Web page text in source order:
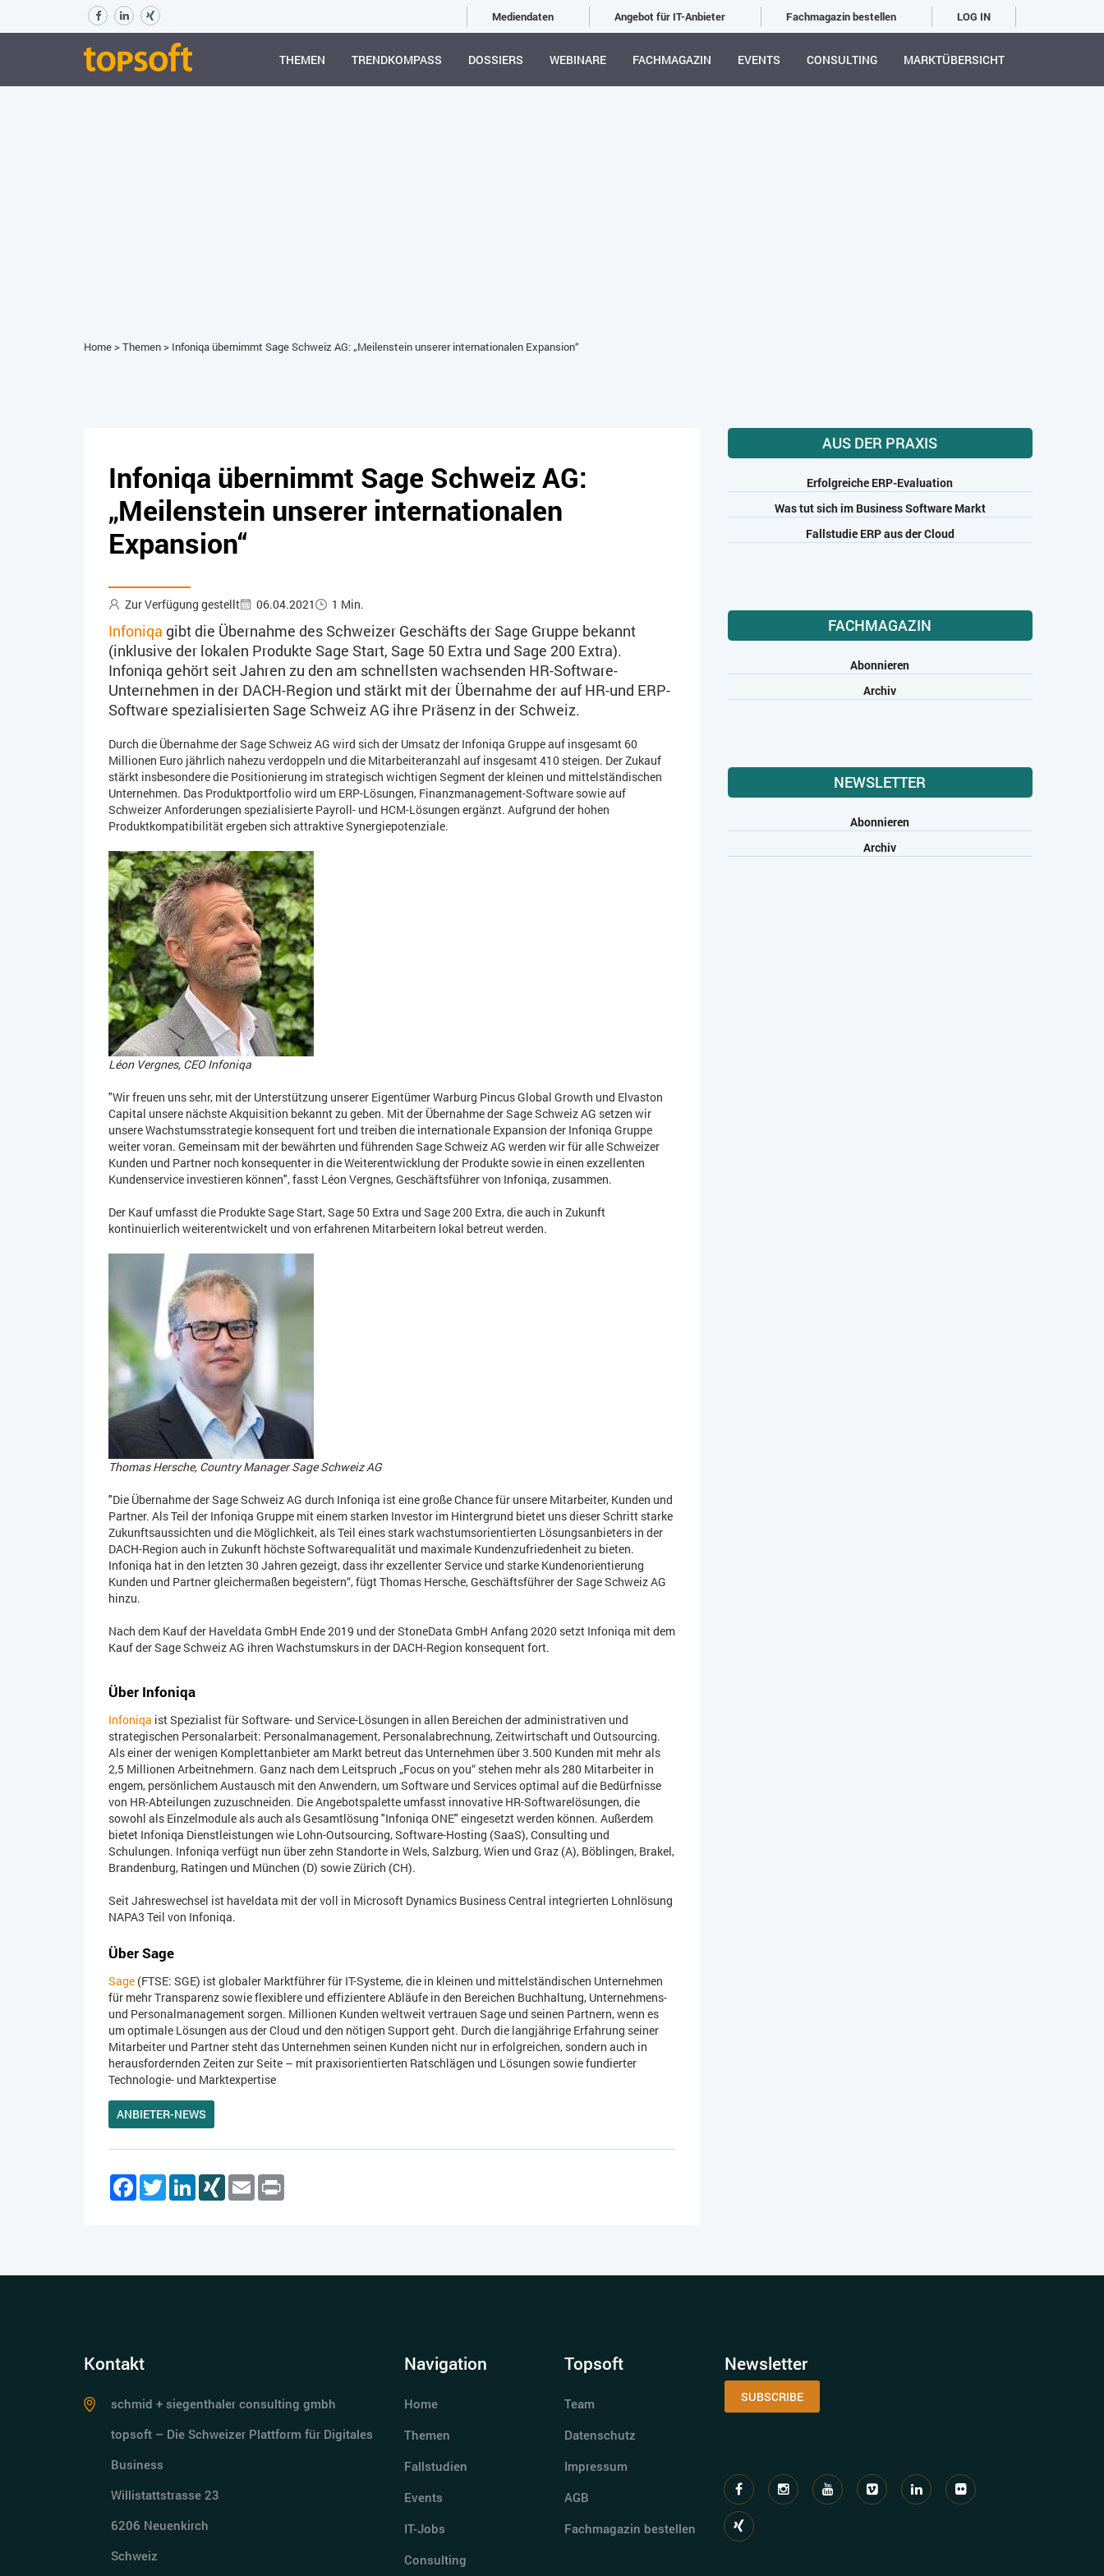
Mediendaten Angebot für IT-Anbieter Fachmagazin bestellen LOG IN
THEMEN TRENDKOMPASS DOSSIERS WEBINARE FACHMAGAZIN EVENTS CONSULTING MARKTÜBERSICHT
Home>Themen> Infoniqa übernimmt Sage Schweiz AG: „Meilenstein unserer internationalen Expansion“
Infoniqa übernimmt Sage Schweiz AG:
„Meilenstein unserer internationalen
Expansion“
Zur Verfügung gestellt 06.04.2021 1 Min.
Infoniqa gibt die Übernahme des Schweizer Geschäfts der Sage Gruppe bekannt
(inklusive der lokalen Produkte Sage Start, Sage 50 Extra und Sage 200 Extra).
Infoniqa gehört seit Jahren zu den am schnellsten wachsenden HR-Software-
Unternehmen in der DACH-Region und stärkt mit der Übernahme der auf HR-und ERP-
Software spezialisierten Sage Schweiz AG ihre Präsenz in der Schweiz.
Durch die Übernahme der Sage Schweiz AG wird sich der Umsatz der Infoniqa Gruppe auf insgesamt 60
Millionen Euro jährlich nahezu verdoppeln und die Mitarbeiteranzahl auf insgesamt 410 steigen. Der Zukauf
stärkt insbesondere die Positionierung im strategisch wichtigen Segment der kleinen und mittelständischen
Unternehmen. Das Produktportfolio wird um ERP-Lösungen, Finanzmanagement-Software sowie auf
Schweizer Anforderungen spezialisierte Payroll- und HCM-Lösungen ergänzt. Aufgrund der hohen
Produktkompatibilität ergeben sich attraktive Synergiepotenziale.
Léon Vergnes, CEO Infoniqa
"Wir freuen uns sehr, mit der Unterstützung unserer Eigentümer Warburg Pincus Global Growth und Elvaston
Capital unsere nächste Akquisition bekannt zu geben. Mit der Übernahme der Sage Schweiz AG setzen wir
unsere Wachstumsstrategie konsequent fort und treiben die internationale Expansion der Infoniqa Gruppe
weiter voran. Gemeinsam mit der bewährten und führenden Sage Schweiz AG werden wir für alle Schweizer
Kunden und Partner noch konsequenter in die Weiterentwicklung der Produkte sowie in einen exzellenten
Kundenservice investieren können", fasst Léon Vergnes, Geschäftsführer von Infoniqa, zusammen.
Der Kauf umfasst die Produkte Sage Start, Sage 50 Extra und Sage 200 Extra, die auch in Zukunft
kontinuierlich weiterentwickelt und von erfahrenen Mitarbeitern lokal betreut werden.
Thomas Hersche, Country Manager Sage Schweiz AG
"Die Übernahme der Sage Schweiz AG durch Infoniqa ist eine große Chance für unsere Mitarbeiter, Kunden und
Partner. Als Teil der Infoniqa Gruppe mit einem starken Investor im Hintergrund bietet uns dieser Schritt starke
Zukunftsaussichten und die Möglichkeit, als Teil eines stark wachstumsorientierten Lösungsanbieters in der
DACH-Region auch in Zukunft höchste Softwarequalität und maximale Kundenzufriedenheit zu bieten.
Infoniqa hat in den letzten 30 Jahren gezeigt, dass ihr exzellenter Service und starke Kundenorientierung
Kunden und Partner gleichermaßen begeistern“, fügt Thomas Hersche, Geschäftsführer der Sage Schweiz AG
hinzu.
Nach dem Kauf der Haveldata GmbH Ende 2019 und der StoneData GmbH Anfang 2020 setzt Infoniqa mit dem
Kauf der Sage Schweiz AG ihren Wachstumskurs in der DACH-Region konsequent fort.
Über Infoniqa
Infoniqa ist Spezialist für Software- und Service-Lösungen in allen Bereichen der administrativen und
strategischen Personalarbeit: Personalmanagement, Personalabrechnung, Zeitwirtschaft und Outsourcing.
Als einer der wenigen Komplettanbieter am Markt betreut das Unternehmen über 3.500 Kunden mit mehr als
2,5 Millionen Arbeitnehmern. Ganz nach dem Leitspruch „Focus on you“ stehen mehr als 280 Mitarbeiter in
engem, persönlichem Austausch mit den Anwendern, um Software und Services optimal auf die Bedürfnisse
von HR-Abteilungen zuzuschneiden. Die Angebotspalette umfasst innovative HR-Softwarelösungen, die
sowohl als Einzelmodule als auch als Gesamtlösung "Infoniqa ONE" eingesetzt werden können. Außerdem
bietet Infoniqa Dienstleistungen wie Lohn-Outsourcing, Software-Hosting (SaaS), Consulting und
Schulungen. Infoniqa verfügt nun über zehn Standorte in Wels, Salzburg, Wien und Graz (A), Böblingen, Brakel,
Brandenburg, Ratingen und München (D) sowie Zürich (CH).
Seit Jahreswechsel ist haveldata mit der voll in Microsoft Dynamics Business Central integrierten Lohnlösung
NAPA3 Teil von Infoniqa.
Über Sage
Sage (FTSE: SGE) ist globaler Marktführer für IT-Systeme, die in kleinen und mittelständischen Unternehmen
für mehr Transparenz sowie flexiblere und effizientere Abläufe in den Bereichen Buchhaltung, Unternehmens-
und Personalmanagement sorgen. Millionen Kunden weltweit vertrauen Sage und seinen Partnern, wenn es
um optimale Lösungen aus der Cloud und den nötigen Support geht. Durch die langjährige Erfahrung seiner
Mitarbeiter und Partner steht das Unternehmen seinen Kunden nicht nur in erfolgreichen, sondern auch in
herausfordernden Zeiten zur Seite – mit praxisorientierten Ratschlägen und Lösungen sowie fundierter
Technologie- und Marktexpertise
ANBIETER-NEWS
FacebookTwitterLinkedInXING Email
AUS DER PRAXIS
Erfolgreiche ERP-Evaluation
Was tut sich im Business Software Markt
Fallstudie ERP aus der Cloud
FACHMAGAZIN
Abonnieren
Archiv
NEWSLETTER
Abonnieren
Archiv
Kontakt
schmid + siegenthaler consulting gmbh
topsoft – Die Schweizer Plattform für Digitales
Business
Willistattstrasse 23
6206 Neuenkirch
Schweiz
Navigation
Home
Themen
Fallstudien
Events
IT-Jobs
Consulting
Topsoft
Team
Datenschutz
Impressum
AGB
Fachmagazin bestellen
Newsletter
SUBSCRIBE